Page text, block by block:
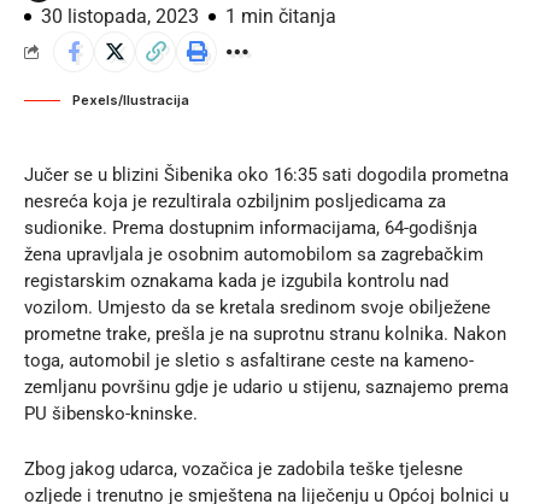
30 listopada, 2023
1 min čitanja
Pexels/Ilustracija
Jučer se u blizini Šibenika oko 16:35 sati dogodila prometna
nesreća koja je rezultirala ozbiljnim posljedicama za
sudionike. Prema dostupnim informacijama, 64-godišnja
žena upravljala je osobnim automobilom sa zagrebačkim
registarskim oznakama kada je izgubila kontrolu nad
vozilom. Umjesto da se kretala sredinom svoje obilježene
prometne trake, prešla je na suprotnu stranu kolnika. Nakon
toga, automobil je sletio s asfaltirane ceste na kameno-
zemljanu površinu gdje je udario u stijenu, saznajemo prema
PU šibensko-kninske.
Zbog jakog udarca, vozačica je zadobila teške tjelesne
ozljede i trenutno je smještena na liječenju u Općoj bolnici u